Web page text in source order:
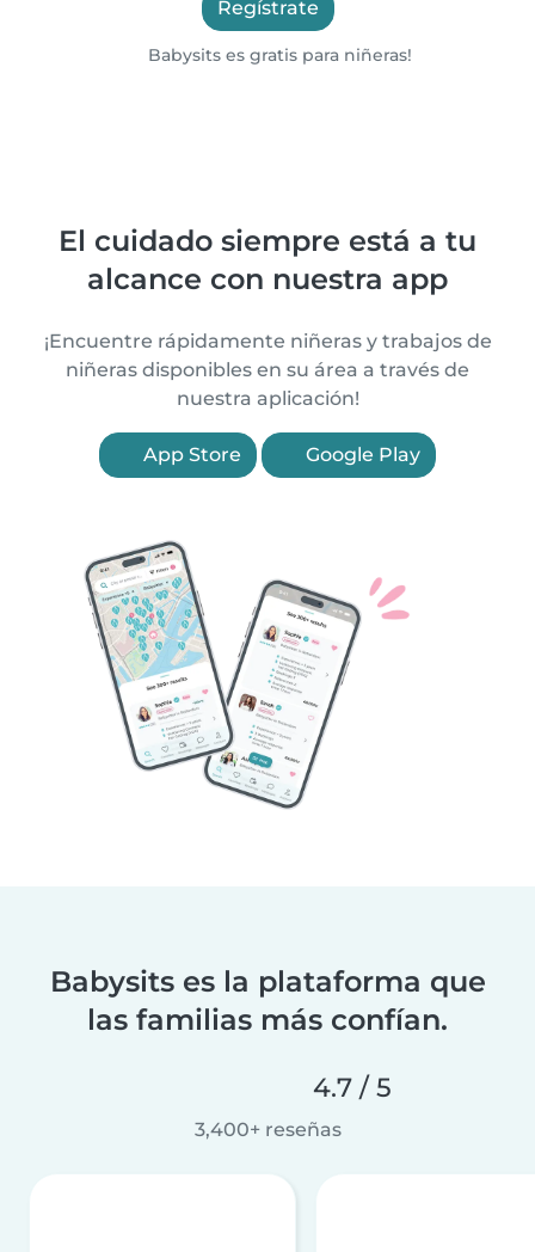
Regístrate
Babysits es gratis para niñeras!
El cuidado siempre está a tu
alcance con nuestra app
¡Encuentre rápidamente niñeras y trabajos de
niñeras disponibles en su área a través de
nuestra aplicación!
App Store Google Play
Babysits es la plataforma que
las familias más confían.
4.7 / 5
3,400+ reseñas